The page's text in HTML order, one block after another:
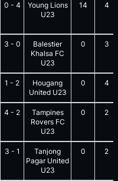
0 - 4
Young Lions
U23
14 4
3 - 0
Balestier
Khalsa FC
U23
0 3
1 - 2
Hougang
United U23
0 4
4 - 2
Tampines
Rovers FC
U23
0 2
3 - 1
Tanjong
Pagar United
U23
0 2